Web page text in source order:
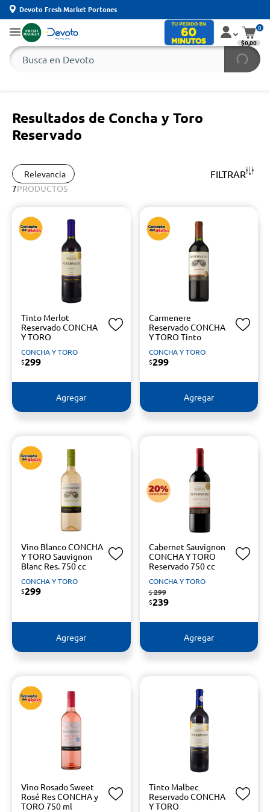
Devoto Fresh Market Portones
0
$0,00
Resultados de Concha y Toro
Reservado
Relevancia FILTRAR
7PRODUCTOS
Tinto Merlot
Reservado CONCHA
Y TORO
CONCHA Y TORO
$299
Agregar
Carmenere
Reservado CONCHA
Y TORO Tinto
CONCHA Y TORO
$299
Agregar
Vino Blanco CONCHA
Y TORO Sauvignon
Blanc Res. 750 cc
CONCHA Y TORO
$299
Agregar
Cabernet Sauvignon
CONCHA Y TORO
Reservado 750 cc
CONCHA Y TORO
$299
$239
Agregar
Vino Rosado Sweet
Rosé Res CONCHA y
TORO 750 ml
Tinto Malbec
Reservado CONCHA
Y TORO